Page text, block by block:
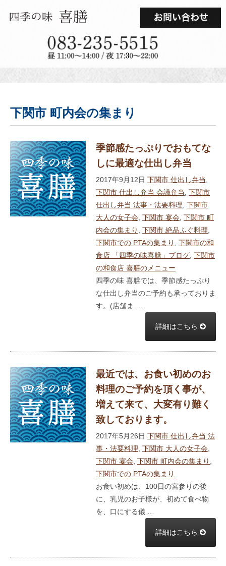
下関市 町内会の集まり
季節感たっぷりでおもてな
しに最適な仕出し弁当
2017年9月12日 下関市 仕出し弁当 ,
下関市 仕出し弁当 会議弁当 , 下関市
仕出し弁当 法事・法要料理, 下関市
大人の女子会, 下関市 宴会, 下関市 町
内会の集まり , 下関市 絶品ふぐ料理,
下関市での PTAの集まり , 下関市の和
食店 「四季の味喜膳」ブログ, 下関市
の和食店 喜膳のメニュー
四季の味 喜膳では、季節感たっぷり
な仕出し弁当のご予約も承っておりま
す。(店舗ま …
詳細はこちら
最近では、お食い初めのお
料理のご予約を頂く事が、
増えて来て、大変有り難く
致しております。
2017年5月26日 下関市 仕出し弁当 法
事・法要料理, 下関市 大人の女子会,
下関市 宴会, 下関市 町内会の集まり ,
下関市での PTAの集まり
お食い初めは、100日の宮参りの後
に、乳児のお子様が、初めて食べ物
を、口にする儀 …
詳細はこちら